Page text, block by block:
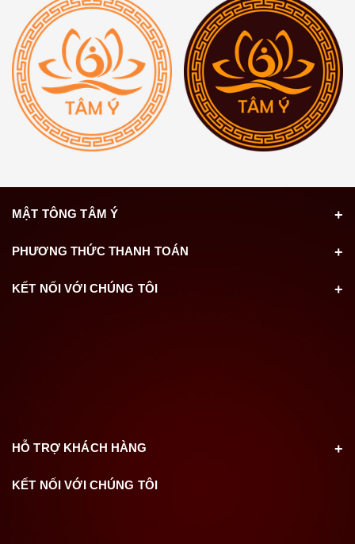
MẬT TÔNG TÂM Ý
PHƯƠNG THỨC THANH TOÁN
KẾT NỐI VỚI CHÚNG TÔI
HỖ TRỢ KHÁCH HÀNG
KẾT NỐI VỚI CHÚNG TÔI